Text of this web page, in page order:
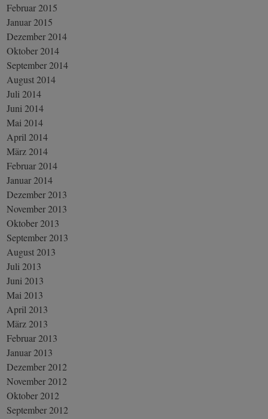
Februar 2015
Januar 2015
Dezember 2014
Oktober 2014
September 2014
August 2014
Juli 2014
Juni 2014
Mai 2014
April 2014
März 2014
Februar 2014
Januar 2014
Dezember 2013
November 2013
Oktober 2013
September 2013
August 2013
Juli 2013
Juni 2013
Mai 2013
April 2013
März 2013
Februar 2013
Januar 2013
Dezember 2012
November 2012
Oktober 2012
September 2012